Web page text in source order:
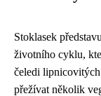
Stoklasek
životního cyklu,
čeledi
přežívat několik